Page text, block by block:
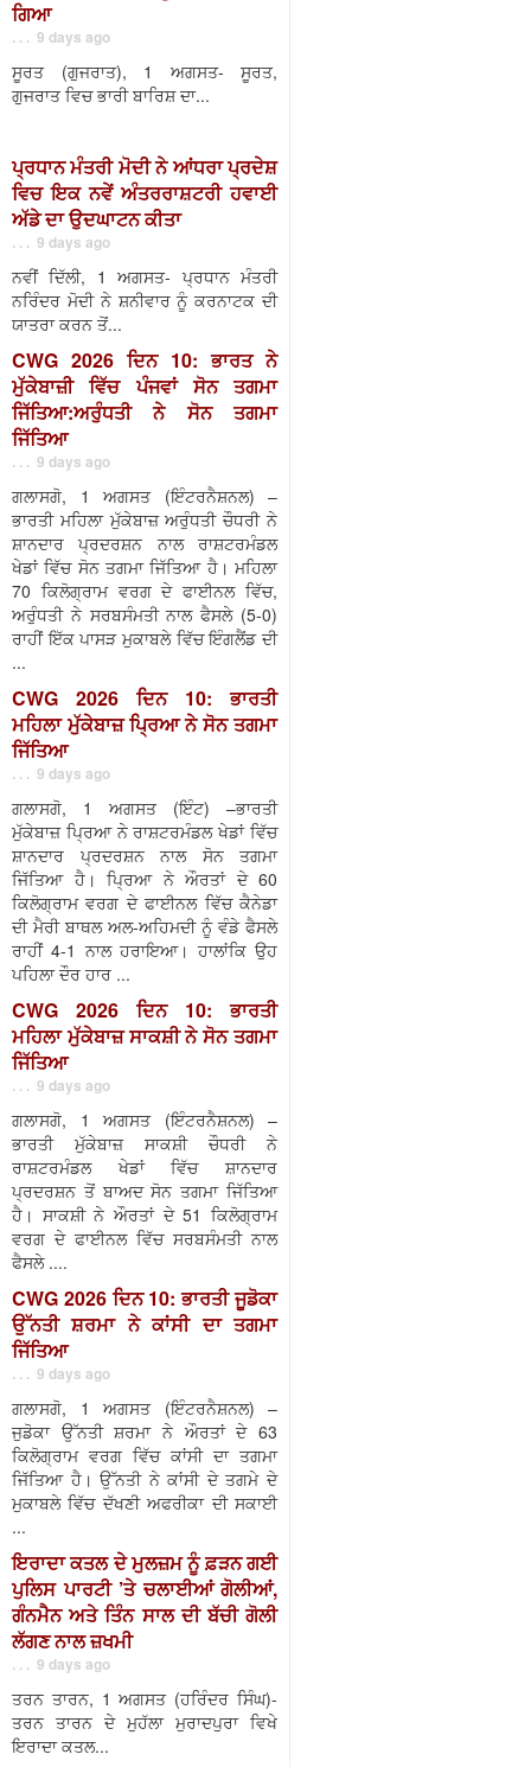
ਗਿਆ
. . . 9 days ago
ਸੂਰਤ (ਗੁਜਰਾਤ), 1 ਅਗਸਤ- ਸੂਰਤ,
ਗੁਜਰਾਤ ਵਿਚ ਭਾਰੀ ਬਾਰਿਸ਼ ਦਾ...
ਪ੍ਰਧਾਨ ਮੰਤਰੀ ਮੋਦੀ ਨੇ ਆਂਧਰਾ ਪ੍ਰਦੇਸ਼
ਵਿਚ ਇਕ ਨਵੇਂ ਅੰਤਰਰਾਸ਼ਟਰੀ ਹਵਾਈ
ਅੱਡੇ ਦਾ ਉਦਘਾਟਨ ਕੀਤਾ
. . . 9 days ago
ਨਵੀਂ ਦਿੱਲੀ, 1 ਅਗਸਤ- ਪ੍ਰਧਾਨ ਮੰਤਰੀ
ਨਰਿੰਦਰ ਮੋਦੀ ਨੇ ਸ਼ਨੀਵਾਰ ਨੂੰ ਕਰਨਾਟਕ ਦੀ
ਯਾਤਰਾ ਕਰਨ ਤੋਂ...
CWG 2026 ਦਿਨ 10: ਭਾਰਤ ਨੇ
ਮੁੱਕੇਬਾਜ਼ੀ ਵਿੱਚ ਪੰਜਵਾਂ ਸੋਨ ਤਗਮਾ
ਜਿੱਤਿਆ:ਅਰੁੰਧਤੀ ਨੇ ਸੋਨ ਤਗਮਾ
ਜਿੱਤਿਆ
. . . 9 days ago
ਗਲਾਸਗੋ, 1 ਅਗਸਤ (ਇੰਟਰਨੈਸ਼ਨਲ) –
ਭਾਰਤੀ ਮਹਿਲਾ ਮੁੱਕੇਬਾਜ਼ ਅਰੁੰਧਤੀ ਚੌਧਰੀ ਨੇ
ਸ਼ਾਨਦਾਰ ਪ੍ਰਦਰਸ਼ਨ ਨਾਲ ਰਾਸ਼ਟਰਮੰਡਲ
ਖੇਡਾਂ ਵਿੱਚ ਸੋਨ ਤਗਮਾ ਜਿੱਤਿਆ ਹੈ। ਮਹਿਲਾ
70 ਕਿਲੋਗ੍ਰਾਮ ਵਰਗ ਦੇ ਫਾਈਨਲ ਵਿੱਚ,
ਅਰੁੰਧਤੀ ਨੇ ਸਰਬਸੰਮਤੀ ਨਾਲ ਫੈਸਲੇ (5-0)
ਰਾਹੀਂ ਇੱਕ ਪਾਸੜ ਮੁਕਾਬਲੇ ਵਿੱਚ ਇੰਗਲੈਂਡ ਦੀ
...
CWG 2026 ਦਿਨ 10: ਭਾਰਤੀ
ਮਹਿਲਾ ਮੁੱਕੇਬਾਜ਼ ਪ੍ਰਿਆ ਨੇ ਸੋਨ ਤਗਮਾ
ਜਿੱਤਿਆ
. . . 9 days ago
ਗਲਾਸਗੋ, 1 ਅਗਸਤ (ਇੰਟ) –ਭਾਰਤੀ
ਮੁੱਕੇਬਾਜ਼ ਪ੍ਰਿਆ ਨੇ ਰਾਸ਼ਟਰਮੰਡਲ ਖੇਡਾਂ ਵਿੱਚ
ਸ਼ਾਨਦਾਰ ਪ੍ਰਦਰਸ਼ਨ ਨਾਲ ਸੋਨ ਤਗਮਾ
ਜਿੱਤਿਆ ਹੈ। ਪ੍ਰਿਆ ਨੇ ਔਰਤਾਂ ਦੇ 60
ਕਿਲੋਗ੍ਰਾਮ ਵਰਗ ਦੇ ਫਾਈਨਲ ਵਿੱਚ ਕੈਨੇਡਾ
ਦੀ ਮੈਰੀ ਬਾਥਲ ਅਲ-ਅਹਿਮਦੀ ਨੂੰ ਵੰਡੇ ਫੈਸਲੇ
ਰਾਹੀਂ 4-1 ਨਾਲ ਹਰਾਇਆ। ਹਾਲਾਂਕਿ ਉਹ
ਪਹਿਲਾ ਦੌਰ ਹਾਰ ...
CWG 2026 ਦਿਨ 10: ਭਾਰਤੀ
ਮਹਿਲਾ ਮੁੱਕੇਬਾਜ਼ ਸਾਕਸ਼ੀ ਨੇ ਸੋਨ ਤਗਮਾ
ਜਿੱਤਿਆ
. . . 9 days ago
ਗਲਾਸਗੋ, 1 ਅਗਸਤ (ਇੰਟਰਨੈਸ਼ਨਲ) –
ਭਾਰਤੀ ਮੁੱਕੇਬਾਜ਼ ਸਾਕਸ਼ੀ ਚੌਧਰੀ ਨੇ
ਰਾਸ਼ਟਰਮੰਡਲ ਖੇਡਾਂ ਵਿੱਚ ਸ਼ਾਨਦਾਰ
ਪ੍ਰਦਰਸ਼ਨ ਤੋਂ ਬਾਅਦ ਸੋਨ ਤਗਮਾ ਜਿੱਤਿਆ
ਹੈ। ਸਾਕਸ਼ੀ ਨੇ ਔਰਤਾਂ ਦੇ 51 ਕਿਲੋਗ੍ਰਾਮ
ਵਰਗ ਦੇ ਫਾਈਨਲ ਵਿੱਚ ਸਰਬਸੰਮਤੀ ਨਾਲ
ਫੈਸਲੇ ....
CWG 2026 ਦਿਨ 10: ਭਾਰਤੀ ਜੂਡੋਕਾ
ਉੱਨਤੀ ਸ਼ਰਮਾ ਨੇ ਕਾਂਸੀ ਦਾ ਤਗਮਾ
ਜਿੱਤਿਆ
. . . 9 days ago
ਗਲਾਸਗੋ, 1 ਅਗਸਤ (ਇੰਟਰਨੈਸ਼ਨਲ) –
ਜੁਡੋਕਾ ਉੱਨਤੀ ਸ਼ਰਮਾ ਨੇ ਔਰਤਾਂ ਦੇ 63
ਕਿਲੋਗ੍ਰਾਮ ਵਰਗ ਵਿੱਚ ਕਾਂਸੀ ਦਾ ਤਗਮਾ
ਜਿੱਤਿਆ ਹੈ। ਉੱਨਤੀ ਨੇ ਕਾਂਸੀ ਦੇ ਤਗਮੇ ਦੇ
ਮੁਕਾਬਲੇ ਵਿੱਚ ਦੱਖਣੀ ਅਫਰੀਕਾ ਦੀ ਸਕਾਈ
...
ਇਰਾਦਾ ਕਤਲ ਦੇ ਮੁਲਜ਼ਮ ਨੂੰ ਫ਼ੜਨ ਗਈ
ਪੁਲਿਸ ਪਾਰਟੀ ’ਤੇ ਚਲਾਈਆਂ ਗੋਲੀਆਂ,
ਗੰਨਮੈਨ ਅਤੇ ਤਿੰਨ ਸਾਲ ਦੀ ਬੱਚੀ ਗੋਲੀ
ਲੱਗਣ ਨਾਲ ਜ਼ਖਮੀ
. . . 9 days ago
ਤਰਨ ਤਾਰਨ, 1 ਅਗਸਤ (ਹਰਿੰਦਰ ਸਿੰਘ)-
ਤਰਨ ਤਾਰਨ ਦੇ ਮੁਹੱਲਾ ਮੁਰਾਦਪੁਰਾ ਵਿਖੇ
ਇਰਾਦਾ ਕਤਲ...